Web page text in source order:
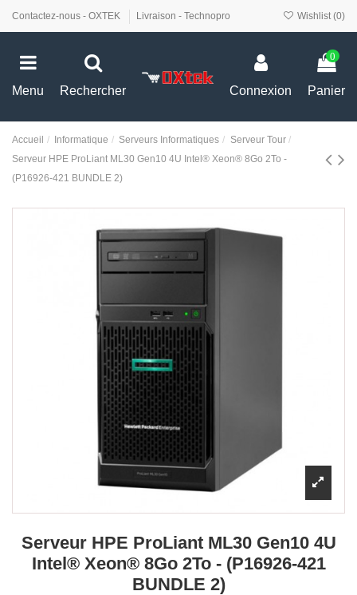
Contactez-nous - OXTEK Livraison - Technopro Wishlist (0)
Menu Rechercher Connexion
0
Panier
Accueil Informatique Serveurs Informatiques
Serveur Tour
Serveur HPE ProLiant ML30 Gen10 4U Intel® Xeon® 8Go 2To -
(P16926-421 BUNDLE 2)
Serveur HPE ProLiant ML30 Gen10 4U
Intel® Xeon® 8Go 2To - (P16926-421
BUNDLE 2)